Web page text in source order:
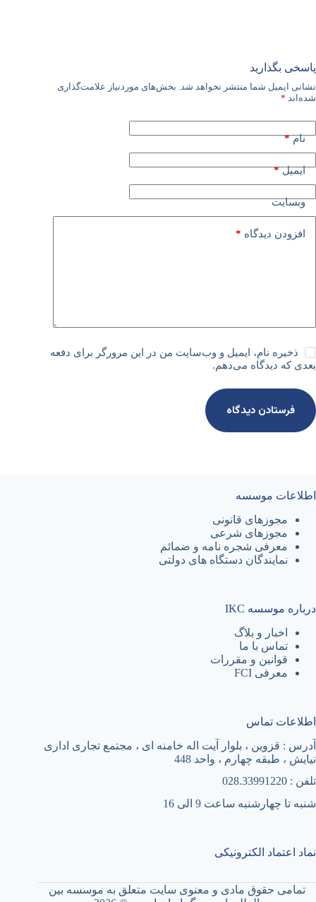
پاسخی بگذارید
نشانی ایمیل شما منتشر نخواهد شد. بخش‌های موردنیاز علامت‌گذاری
شده‌اند *
نام*
ایمیل*
وبسایت
افزودن دیدگاه *
ذخیره نام، ایمیل و وب‌سایت من در این مرورگر برای دفعه
بعدی که دیدگاه می‌دهم.
فرستادن دیدگاه
اطلاعات موسسه
مجوزهای قانونی
مجوزهای شرعی
معرفی شجره نامه و ضمائم
نمایندگان دستگاه های دولتی
درباره موسسه IKC
اخبار و بلاگ
تماس با ما
قوانین و مقررات
معرفی FCI
اطلاعات تماس
آدرس : قزوین ، بلوار آیت اله خامنه ای ، مجتمع تجاری اداری
نیایش ، طبقه چهارم ، واحد 448
تلفن : 028.33991220
شنبه تا چهارشنبه ساعت 9 الی 16
نماد اعتماد الکترونیکی
تمامی حقوق مادی و معنوی سایت متعلق به موسسه بین